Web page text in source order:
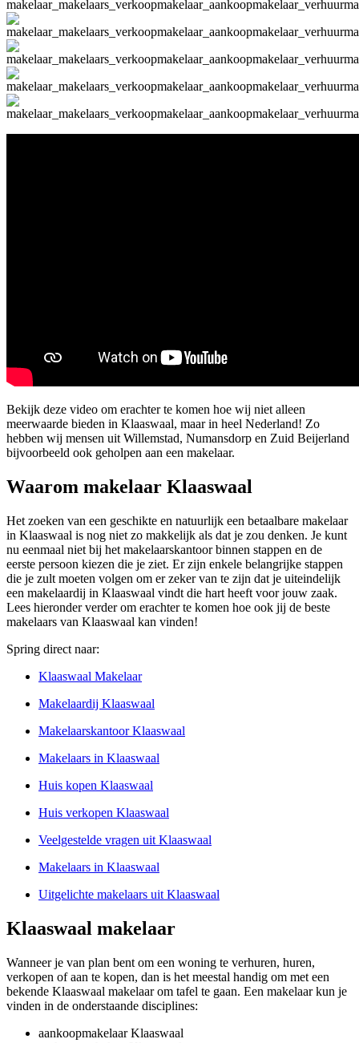
Bekijk deze video om erachter te komen hoe wij niet alleen
meerwaarde bieden in Klaaswaal, maar in heel Nederland! Zo
hebben wij mensen uit Willemstad, Numansdorp en Zuid Beijerland
bijvoorbeeld ook geholpen aan een makelaar.
Waarom makelaar Klaaswaal
Het zoeken van een geschikte en natuurlijk een betaalbare makelaar
in Klaaswaal is nog niet zo makkelijk als dat je zou denken. Je kunt
nu eenmaal niet bij het makelaarskantoor binnen stappen en de
eerste persoon kiezen die je ziet. Er zijn enkele belangrijke stappen
die je zult moeten volgen om er zeker van te zijn dat je uiteindelijk
een makelaardij in Klaaswaal vindt die hart heeft voor jouw zaak.
Lees hieronder verder om erachter te komen hoe ook jij de beste
makelaars van Klaaswaal kan vinden!
Spring direct naar:
Klaaswaal Makelaar
Makelaardij Klaaswaal
Makelaarskantoor Klaaswaal
Makelaars in Klaaswaal
Huis kopen Klaaswaal
Huis verkopen Klaaswaal
Veelgestelde vragen uit Klaaswaal
Makelaars in Klaaswaal
Uitgelichte makelaars uit Klaaswaal
Klaaswaal makelaar
Wanneer je van plan bent om een woning te verhuren, huren,
verkopen of aan te kopen, dan is het meestal handig om met een
bekende Klaaswaal makelaar om tafel te gaan. Een makelaar kun je
vinden in de onderstaande disciplines:
aankoopmakelaar Klaaswaal